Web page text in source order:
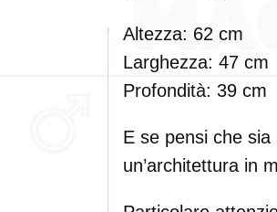
Altezza: 62 cm
Larghezza: 47 cm
Profondità: 39 cm
E se pensi che sia
un’architettura in